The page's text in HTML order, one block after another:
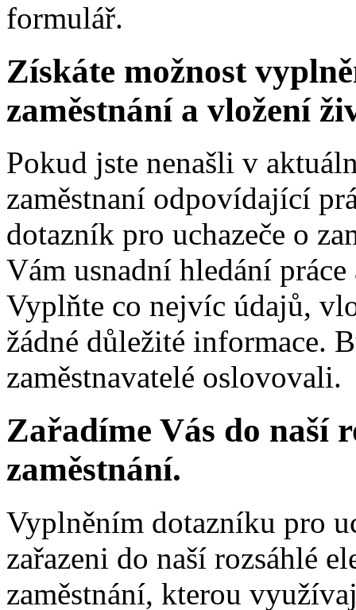
formulář.
Získáte možnost
zaměstnání a vložení
Pokud jste nenašli v
zaměstnaní odpovídající
dotazník pro uchazeče o
Vám usnadní hledání
Vyplňte co nejvíc údajů,
žádné důležité informace.
zaměstnavatelé oslovovali.
Zařadíme Vás do naší
zaměstnání.
Vyplněním dotazníku pro
zařazeni do naší rozsáhlé
zaměstnání, kterou